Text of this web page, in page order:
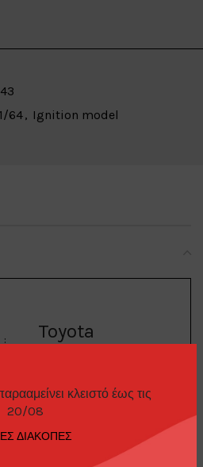
κλειστό έως τις
20/08
ΔΙΑΚΟΠΕΣ
64, Ignition model
: Toyota
Supra
(JZA80) RZ